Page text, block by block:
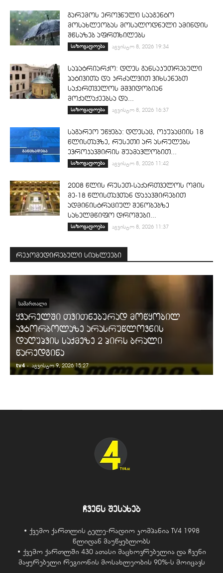
გარემოს ეროვნული სააგენტო
მოსახლეობას მოსალოდნელი ამინდის
შწსაზებ აფრთხილებს
საზოგადოება აგვისტო 8, 2026 19:34
საპატრიარქო: დღეს განსაკუთრებული
პატივითა და კრძალვით ვიხსენებთ
საქართველოს მშვიდობიან
მოქალაქეებსა და...
საზოგადოება აგვისტო 8, 2026 16:37
საგარეო უწყება: დღესაც, ოკუპაციის 18
წლისთავზე, რუსეთი არ ასრულებს
ევროკავშირის შუამავლობით...
საზოგადოება აგვისტო 8, 2026 11:42
2008 წლის რუსეთ-საქართველოს ომის
მე-18 წლისთავთან დაკავშირებით
ადმინისტრაციულ შენობებზე
სახელმწიფო დროშები...
საზოგადოება აგვისტო 8, 2026 11:37
რეკომედირებული სიახლეები
ᲡᲐᲛᲐᲠᲗᲐᲚᲘ
ყვარელში თვითნებურად მოწყობილ
ავტორბოლაზე არასრუწლოვნის
დაღუპვის საქმეზე 2 პირს ბრალი
წარედგინა
tv4 - აგვისტო 9, 2026 15:27
ჩვენს შესახებ
• ქვემო ქართლის ტელე-რადიო კომპანია TV4 1998
წლიდან მაუწყებლობს
• ქვემო ქართლში 430 ათასი მაცხოვრებელია და ჩვენი
მაყურებელი რეგიონის მოსახლეობის 90%-ს მოიცავს